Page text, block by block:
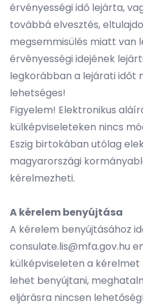
érvényességi idő lejárta,
továbbá elvesztés,
megsemmisülés miatt van
érvényességi idejének
legkorábban a lejárati időt
lehetséges!
Figyelem! Elektronikus
külképviseleteken nincs
Eszig birtokában utólag
magyarországi
kérelmezheti.
A kérelem benyújtása
A kérelem benyújtásához
consulate.lis@mfa.gov.hu
külképviseleten a kérelmet
lehet benyújtani,
eljárásra nincsen